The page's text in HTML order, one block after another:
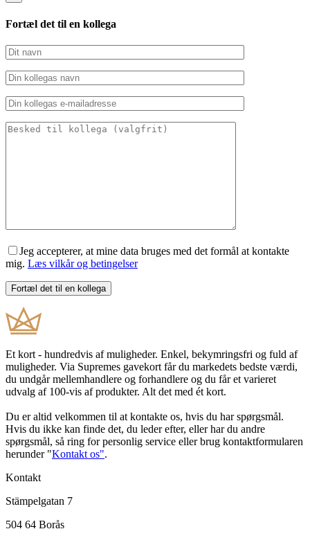
Fortæl det til en kollega
Jeg accepterer, at mine data bruges med det formål at kontakte
mig. Læs vilkår og betingelser
Et kort - hundredvis af muligheder. Enkel, bekymringsfri og fuld af
muligheder. Via Supremes gavekort får du markedets bedste værdi,
du undgår mellemhandlere og forhandlere og du får et varieret
udvalg af 100-vis af produkter. Alt det med ét kort.
Du er altid velkommen til at kontakte os, hvis du har spørgsmål.
Hvis du ikke kan finde det, du leder efter, eller har du andre
spørgsmål, så ring for personlig service eller brug kontaktformularen
herunder "Kontakt os".
Kontakt
Stämpelgatan 7
504 64 Borås